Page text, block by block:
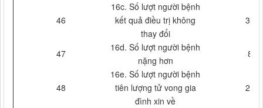
46
16c. Số lượt người bệnh
kết quả điều trị không
thay đổi
35
47
16d. Số lượt người bệnh
nặng hơn
8
48
16e. Số lượt người bệnh
tiên lượng tử vong gia
đình xin về
25